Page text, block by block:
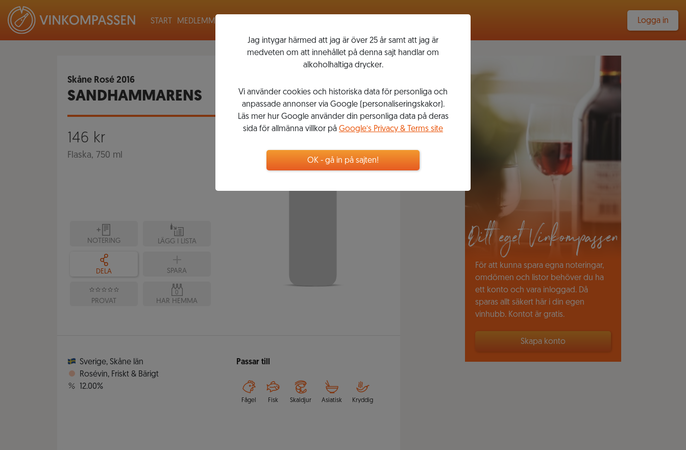
START MEDLEMMAR Logga in
Skåne Rosé 2016
SANDHAMMARENS
146 kr
Flaska, 750 ml
NOTERING LÄGG I LISTA
DELA SPARA
PROVAT
0
HAR HEMMA
Sverige, Skåne län
Rosévin, Friskt & Bärigt
12.00%
Passar till
Fågel Fisk Skaldjur Asiatisk Kryddig
Ditt eget Vinkompassen
För att kunna spara egna noteringar,
omdömen och listor behöver du ha
ett konto och vara inloggad. Då
sparas allt säkert här i din egen
vinhubb. Kontot är gratis.
Skapa konto
Jag intygar härmed att jag är över 25 år samt att jag är
medveten om att innehållet på denna sajt handlar om
alkoholhaltiga drycker.
Vi använder cookies och historiska data för personliga och
anpassade annonser via Google (personaliseringskakor).
Läs mer hur Google använder din personliga data på deras
sida för allmänna villkor på Google’s Privacy & Terms site
OK - gå in på sajten!